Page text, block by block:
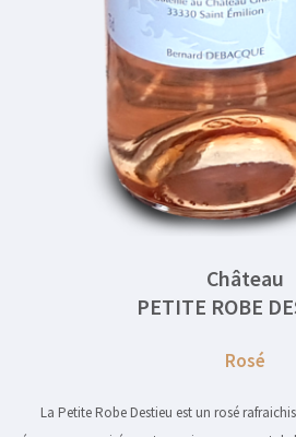
Château
PETITE ROBE
Rosé
La Petite Robe Destieu est un rosé